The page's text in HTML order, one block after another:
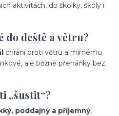
aktivitách, do školky, školy i
do deště a větru?
chrání proti větru a mírnému
ale běžné přeháňky bez
„šustit“?
poddajný a příjemný,